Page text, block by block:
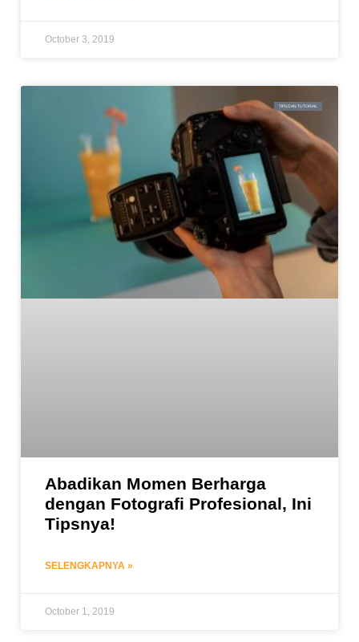
October 3, 2019
TIPS DAN TUTORIAL
Abadikan Momen Berharga
dengan Fotografi Profesional, Ini
Tipsnya!
SELENGKAPNYA »
October 1, 2019